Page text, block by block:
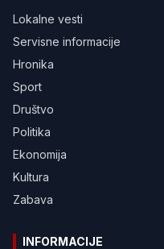
Lokalne vesti
Servisne informacije
Hronika
Sport
Društvo
Politika
Ekonomija
Kultura
Zabava
INFORMACIJE